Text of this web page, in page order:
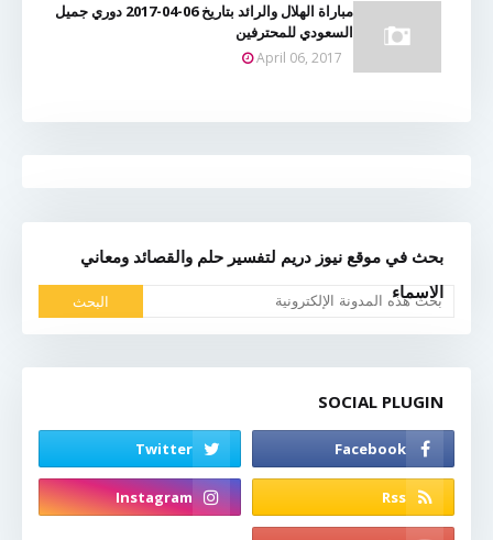
مباراة الهلال والرائد بتاريخ 06-04-2017 دوري جميل
السعودي للمحترفين
April 06, 2017
بحث في موقع نيوز دريم لتفسير حلم والقصائد ومعاني
الاسماء
SOCIAL PLUGIN